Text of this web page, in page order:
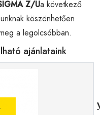
Z/Ua következő
köszönhetően
a legolcsóbban.
ajánlataink